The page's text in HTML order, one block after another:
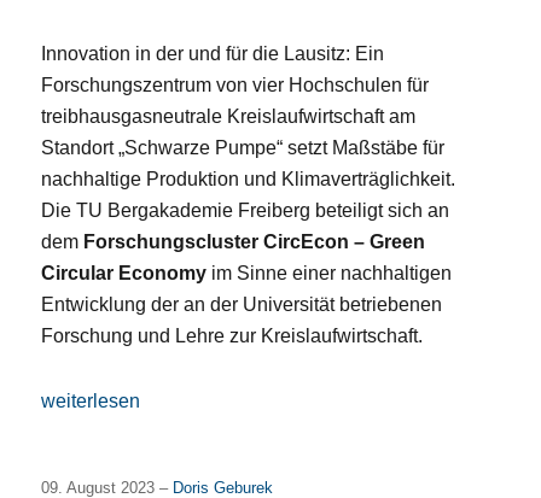
Innovation in der und für die Lausitz: Ein
Forschungszentrum von vier Hochschulen für
treibhausgasneutrale Kreislaufwirtschaft am
Standort „Schwarze Pumpe“ setzt Maßstäbe für
nachhaltige Produktion und Klimaverträglichkeit.
Die TU Bergakademie Freiberg beteiligt sich an
dem Forschungscluster CircEcon – Green
Circular Economy im Sinne einer nachhaltigen
Entwicklung der an der Universität betriebenen
Forschung und Lehre zur Kreislaufwirtschaft.
„Innovation in der und für die Lausitz“
weiterlesen
09. August 2023 – Doris Geburek